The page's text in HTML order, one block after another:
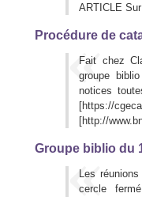
ARTICLE
Procédure de
Fait chez
groupe
notices
[https://
[http://
Groupe biblio du
Les
cercle